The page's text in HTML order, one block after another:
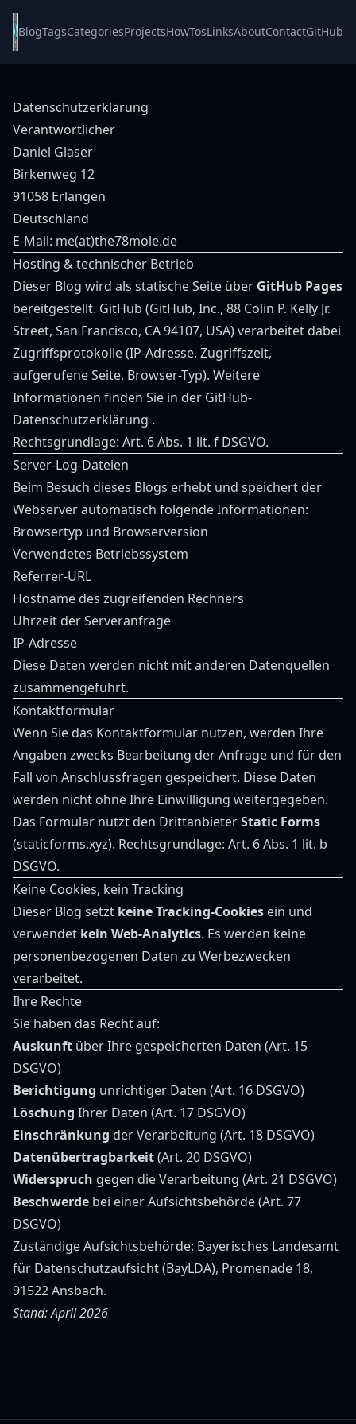
BlogTagsCategoriesProjectsHowTosLinksAboutContactGitHub
Datenschutzerklärung
Verantwortlicher
Daniel Glaser
Birkenweg 12
91058 Erlangen
Deutschland
E-Mail: me(at)the78mole.de
Hosting & technischer Betrieb
Dieser Blog wird als statische Seite über GitHub Pages
bereitgestellt. GitHub (GitHub, Inc., 88 Colin P. Kelly Jr.
Street, San Francisco, CA 94107, USA) verarbeitet dabei
Zugriffsprotokolle (IP-Adresse, Zugriffszeit,
aufgerufene Seite, Browser-Typ). Weitere
Informationen finden Sie in der GitHub-
Datenschutzerklärung .
Rechtsgrundlage: Art. 6 Abs. 1 lit. f DSGVO.
Server-Log-Dateien
Beim Besuch dieses Blogs erhebt und speichert der
Webserver automatisch folgende Informationen:
Browsertyp und Browserversion
Verwendetes Betriebssystem
Referrer-URL
Hostname des zugreifenden Rechners
Uhrzeit der Serveranfrage
IP-Adresse
Diese Daten werden nicht mit anderen Datenquellen
zusammengeführt.
Kontaktformular
Wenn Sie das Kontaktformular nutzen, werden Ihre
Angaben zwecks Bearbeitung der Anfrage und für den
Fall von Anschlussfragen gespeichert. Diese Daten
werden nicht ohne Ihre Einwilligung weitergegeben.
Das Formular nutzt den DrittanbieterStatic Forms
(staticforms.xyz). Rechtsgrundlage: Art. 6 Abs. 1 lit. b
DSGVO.
Keine Cookies, kein Tracking
Dieser Blog setzt keine Tracking-Cookies ein und
verwendet kein Web-Analytics. Es werden keine
personenbezogenen Daten zu Werbezwecken
verarbeitet.
Ihre Rechte
Sie haben das Recht auf:
Auskunft über Ihre gespeicherten Daten (Art. 15
DSGVO)
Berichtigung unrichtiger Daten (Art. 16 DSGVO)
Löschung Ihrer Daten (Art. 17 DSGVO)
Einschränkung der Verarbeitung (Art. 18 DSGVO)
Datenübertragbarkeit(Art. 20 DSGVO)
Widerspruch gegen die Verarbeitung (Art. 21 DSGVO)
Beschwerde bei einer Aufsichtsbehörde (Art. 77
DSGVO)
Zuständige Aufsichtsbehörde: Bayerisches Landesamt
für Datenschutzaufsicht (BayLDA), Promenade 18,
91522 Ansbach.
Stand: April 2026